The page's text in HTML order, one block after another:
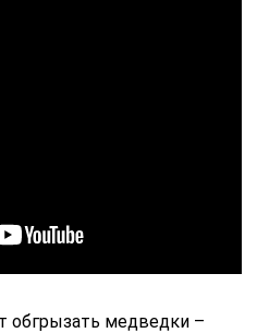
обгрызать медведки –